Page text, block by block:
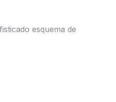
esquema de